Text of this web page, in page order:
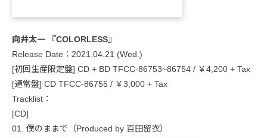
向井太一 『COLORLESS』
Release Date：2021.04.21 (Wed.)
[初回生産限定盤] CD + BD TFCC-86753~86754 / ￥4,200 + Tax
[通常盤] CD TFCC-86755 / ￥3,000 + Tax
Tracklist：
[CD]
01. 僕のままで（Produced by 百田留衣）